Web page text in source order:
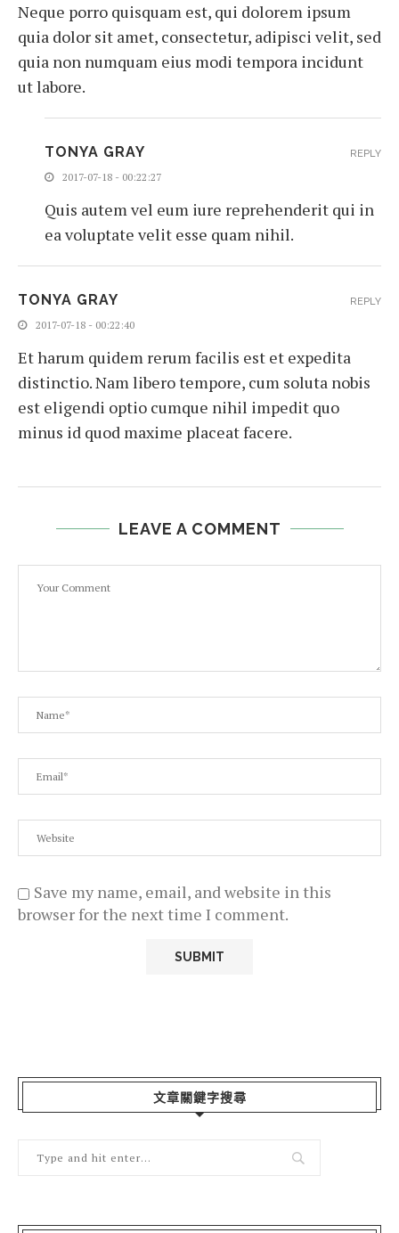
Neque porro quisquam est, qui dolorem ipsum
quia dolor sit amet, consectetur, adipisci velit, sed
quia non numquam eius modi tempora incidunt
ut labore.
TONYA GRAY
2017-07-18 - 00:22:27
Quis autem vel eum iure reprehenderit qui in
ea voluptate velit esse quam nihil.
REPLY
TONYA GRAY
2017-07-18 - 00:22:40
Et harum quidem rerum facilis est et expedita
distinctio. Nam libero tempore, cum soluta nobis
est eligendi optio cumque nihil impedit quo
minus id quod maxime placeat facere.
REPLY
LEAVE A COMMENT
Save my name, email, and website in this
browser for the next time I comment.
文章關鍵字搜尋